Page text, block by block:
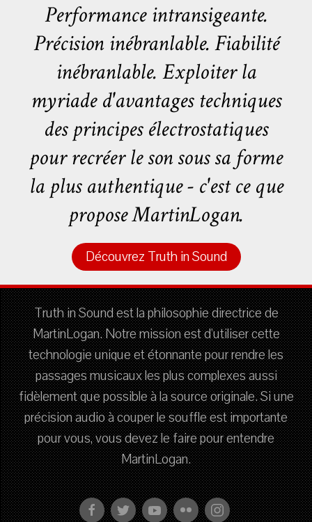
Performance intransigeante.
Précision inébranlable. Fiabilité
inébranlable. Exploiter la
myriade d'avantages techniques
des principes électrostatiques
pour recréer le son sous sa forme
la plus authentique - c'est ce que
propose MartinLogan.
Découvrez Truth in Sound
Truth in Sound est la philosophie directrice de
MartinLogan. Notre mission est d'utiliser cette
technologie unique et étonnante pour rendre les
passages musicaux les plus complexes aussi
fidèlement que possible à la source originale. Si une
précision audio à couper le souffle est importante
pour vous, vous devez le faire pour entendre
MartinLogan.